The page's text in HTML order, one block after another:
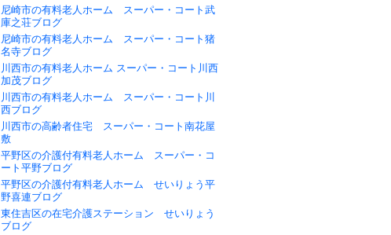
尼崎市の有料老人ホーム スーパー・コート武
庫之荘ブログ
尼崎市の有料老人ホーム スーパー・コート猪
名寺ブログ
川西市の有料老人ホーム スーパー・コート川西
加茂ブログ
川西市の有料老人ホーム スーパー・コート川
西ブログ
川西市の高齢者住宅 スーパー・コート南花屋
敷
平野区の介護付有料老人ホーム スーパー・コ
ート平野ブログ
平野区の介護付有料老人ホーム せいりょう平
野喜連ブログ
東住吉区の在宅介護ステーション せいりょう
ブログ